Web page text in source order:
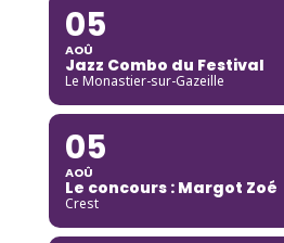
05
AOÛ
Jazz Combo du Festival
Le Monastier-sur-Gazeille
05
AOÛ
Le concours : Margot Zoé
Crest